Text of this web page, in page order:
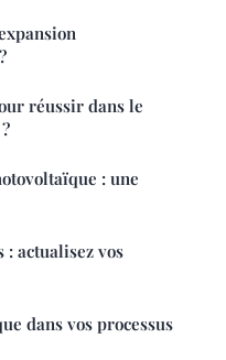
réussir dans le
: une
: actualisez vos
dans vos processus